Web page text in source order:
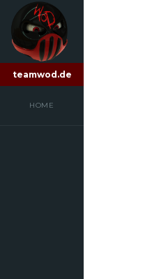
teamwod.de
HOME